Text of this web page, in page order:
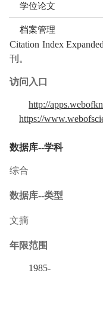
学位论文
档案管理
它是SCI（科学
报研究所）基于
Citation Index
刊。
访问入口
http://
https://
数据库--学科
综合
数据库--类型
文摘
年限范围
1985-